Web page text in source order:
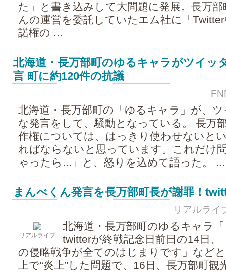
た」と書き込みして大問題に発展。長万
んの運営を委託していたエム社に「
諾権の ...
北海道・長万部町のゆるキャラがツイッ
言 町に約120件の抗議
北海道・長万部町の「ゆるキャラ」が、
な発言をして、騒動となっている。 長万
作権については、はっきり使わせないと
ればならないと思っています。これだけ
ゃったら...」と、怒りを込めて語った。 ...
まんべくん発言を長万部町長が謝罪！
リアルライ
リアルライブ
北海道・長万部町のゆるキャラ
twitterが終戦記念日前日の14日、
の侵略戦争が全てのはじまりです」など
上で“炎上”した問題で、16日、長万部町